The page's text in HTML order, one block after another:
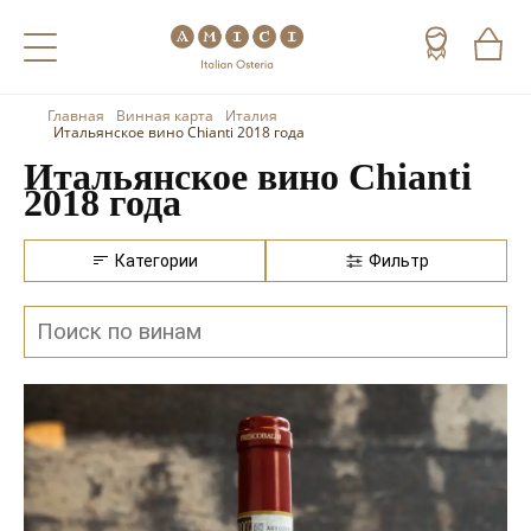
Назад
Холодные напитки
Чай
Кофе
Назад
Вино
Шампанское
Игристое вино
Портвейн
Херес
Красные вина
Белые вина
Назад
Виски
Коньяк
Арманьяк
Текила
Мескаль
Кальвадос
Джин
Главная Винная карта
Италия
Итальянское вино Chianti 2018 года
Итальянское вино Chianti
2018 года
Категории Фильтр